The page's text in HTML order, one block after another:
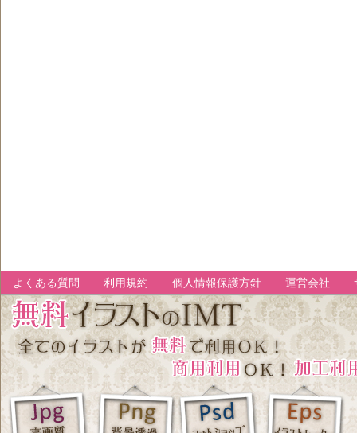
よくある質問 利用規約 個人情報保護方針 運営会社